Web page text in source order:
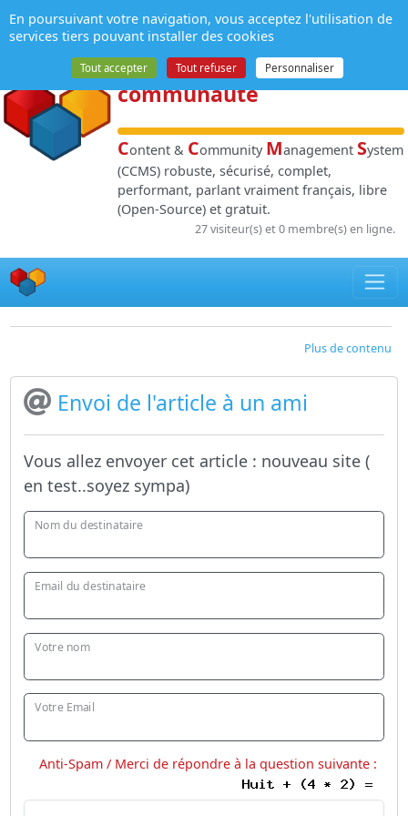
NPDS:Gestion de
contenuet de
communauté
Content & Community Management System
(CCMS) robuste, sécurisé, complet,
performant, parlant vraiment français, libre
(Open-Source) et gratuit.
27 visiteur(s) et 0 membre(s) en ligne.
Plus de contenu
Envoi de l'article à un ami
Vous allez envoyer cet article : nouveau site (
en test..soyez sympa)
Nom du destinataire
Email du destinataire
Votre nom
Votre Email
Anti-Spam / Merci de répondre à la question suivante :
Panneau de gestion des cookies
En poursuivant votre navigation, vous acceptez l'utilisation de
services tiers pouvant installer des cookies
Tout accepter Tout refuser Personnaliser